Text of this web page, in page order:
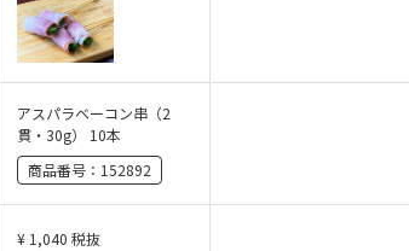
アスパラベーコン串（2
貫・30g） 10本
商品番号： 152892
¥ 1,040 税抜